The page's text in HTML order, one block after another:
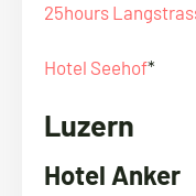
25hours
Hotel Seehof*
Luzern
Hotel Anker